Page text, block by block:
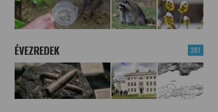
207
ÉVEZREDEK